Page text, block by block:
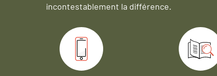
incontestablement la différence.